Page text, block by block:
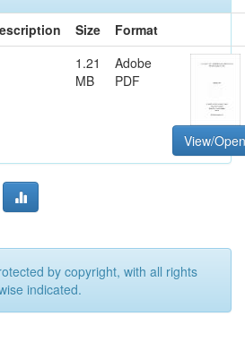
Size
Format
1.21
MB
Adobe
PDF
View/Open
by copyright, with all rights
indicated.